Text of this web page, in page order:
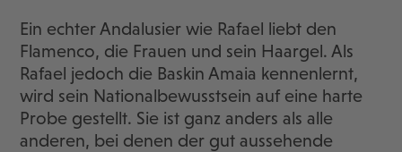
Ein echter Andalusier wie Rafael liebt den
Flamenco, die Frauen und sein Haargel. Als
Rafael jedoch die Baskin Amaia kennenlernt,
wird sein Nationalbewusstsein auf eine harte
Probe gestellt. Sie ist ganz anders als alle
anderen, bei denen der gut aussehende